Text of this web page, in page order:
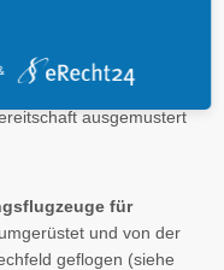
Einige dieser Flugzeuge
ausgestellten HFB
die nach über
ausgemustert
für
und von der
geflogen (siehe